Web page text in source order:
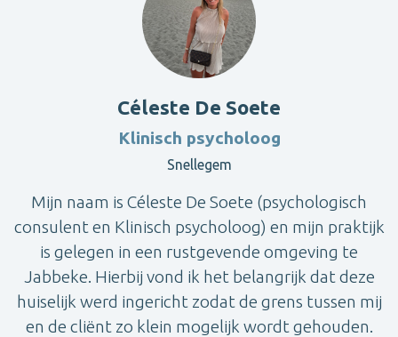
Céleste De Soete
Klinisch psycholoog
Snellegem
Mijn naam is Céleste De Soete (psychologisch
consulent en Klinisch psycholoog) en mijn praktijk
is gelegen in een rustgevende omgeving te
Jabbeke. Hierbij vond ik het belangrijk dat deze
huiselijk werd ingericht zodat de grens tussen mij
en de cliënt zo klein mogelijk wordt gehouden.